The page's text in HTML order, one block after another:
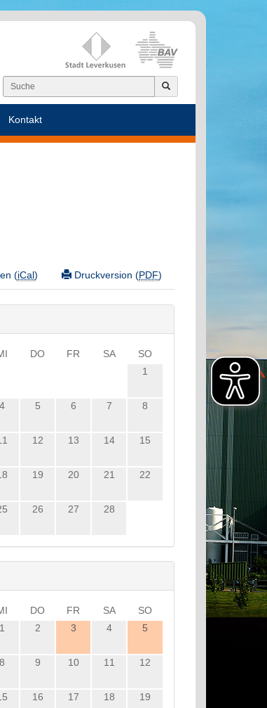
Kontakt
Druckversion (PDF)
(iCal)
DO FR SA
SO
1
4 5 6 7 8
12 13 14 15
19 20 21 22
26 27 28
DO FR SA
SO
1
2 3 4 5
8 9 10 11 12
16 17 18 19